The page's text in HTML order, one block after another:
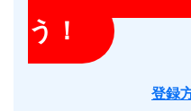
う！
登録